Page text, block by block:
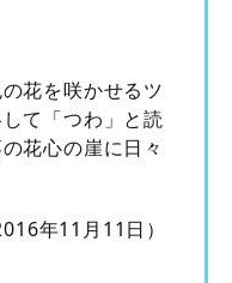
花を咲かせるツ
て「つわ」と読
花心の崖に日々
年11月11日）